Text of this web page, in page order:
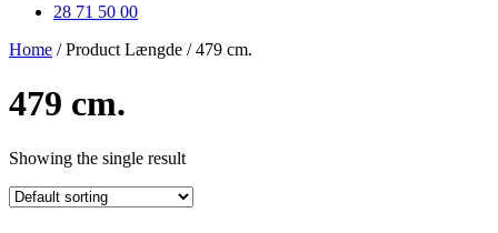
28 71 50 00
Home / Product Længde / 479 cm.
479 cm.
Showing the single result